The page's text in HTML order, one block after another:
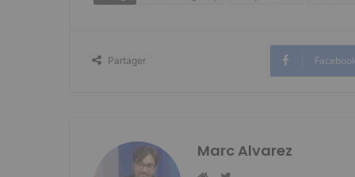
Partager
Marc Alvarez